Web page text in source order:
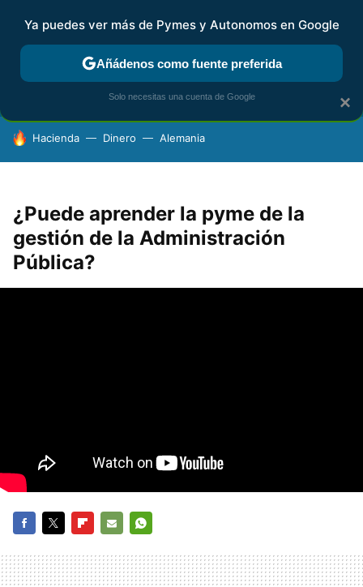
FISCALIDAD Y CONTABILIDAD KIT DIGITAL RENTA
HOY SE HABLA DE
Hacienda Dinero Alemania
¿Puede aprender la pyme de la
gestión de la Administración
Pública?
MAIL
×
Ya puedes ver más de Pymes y Autonomos en Google
Añádenos como fuente preferida
Solo necesitas una cuenta de Google